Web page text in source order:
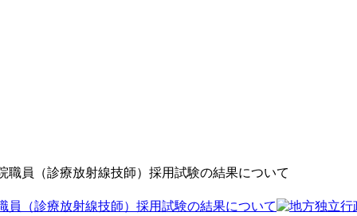
員（診療放射線技師）採用試験の結果について